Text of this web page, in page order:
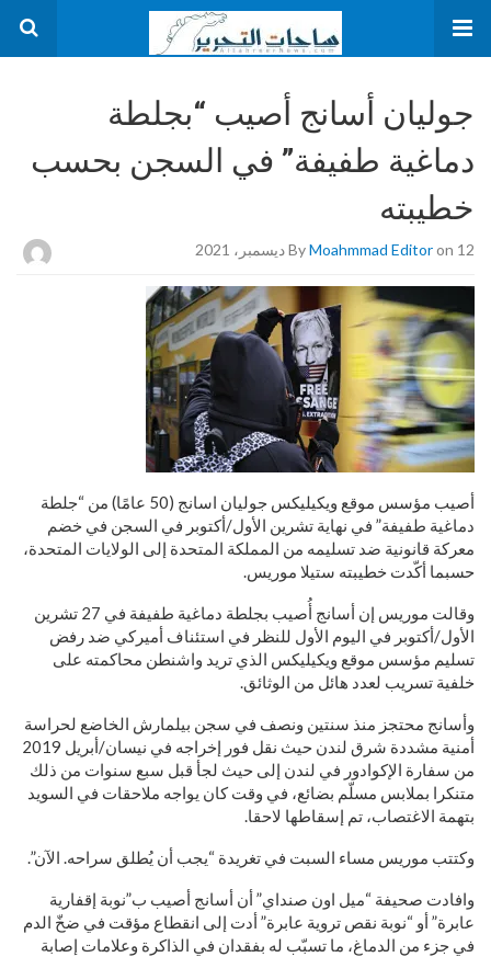
جوليان أسانج أصيب “بجلطة
دماغية طفيفة” في السجن بحسب
خطيبته
ByMoahmmad Editoron 12 ديسمبر، 2021
أصيب مؤسس موقع ويكيليكس جوليان اسانج (50 عامًا) من “جلطة
دماغية طفيفة” في نهاية تشرين الأول/أكتوبر في السجن في خضم
معركة قانونية ضد تسليمه من المملكة المتحدة إلى الولايات المتحدة،
حسبما أكّدت خطيبته ستيلا موريس.
وقالت موريس إن أسانج أُصيب بجلطة دماغية طفيفة في 27 تشرين
الأول/أكتوبر في اليوم الأول للنظر في استئناف أميركي ضد رفض
تسليم مؤسس موقع ويكيليكس الذي تريد واشنطن محاكمته على
خلفية تسريب لعدد هائل من الوثائق.
وأسانج محتجز منذ سنتين ونصف في سجن بيلمارش الخاضع لحراسة
أمنية مشددة شرق لندن حيث نقل فور إخراجه في نيسان/أبريل 2019
من سفارة الإكوادور في لندن إلى حيث لجأ قبل سبع سنوات من ذلك
متنكرا بملابس مسلّم بضائع، في وقت كان يواجه ملاحقات في السويد
بتهمة الاغتصاب، تم إسقاطها لاحقا.
وكتتب موريس مساء السبت في تغريدة “يجب أن يُطلق سراحه. الآن”.
وافادت صحيفة “ميل اون صنداي” أن أسانج أصيب ب”نوبة إقفارية
عابرة” أو “نوبة نقص تروية عابرة” أدت إلى انقطاع مؤقت في ضخّ الدم
في جزء من الدماغ، ما تسبّب له بفقدان في الذاكرة وعلامات إصابة